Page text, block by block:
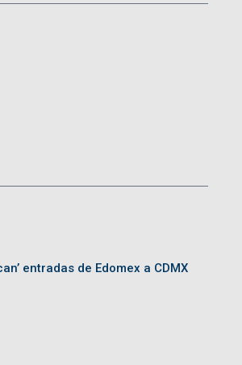
entradas de Edomex a CDMX